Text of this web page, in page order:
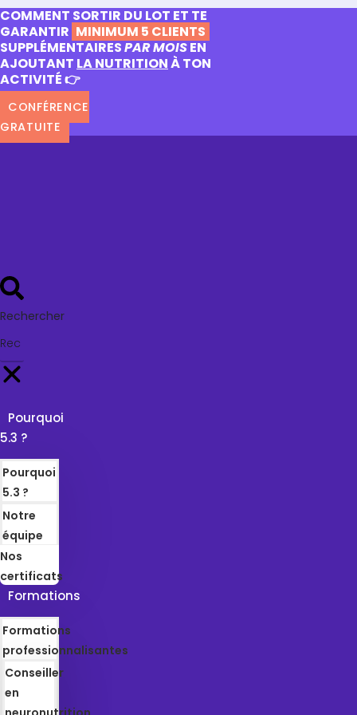
COMMENT SORTIR DU LOT ET TE
GARANTIR MINIMUM 5 CLIENTS
SUPPLÉMENTAIRESPAR MOISEN
AJOUTANT LA NUTRITIONÀ TON
ACTIVITÉ 👉
CONFÉRENCE
GRATUITE
Rechercher
Pourquoi
5.3 ?
Pourquoi
5.3 ?
Notre
équipe
Nos
certificats
Formations
Formations
professionnalisantes
Conseiller
en